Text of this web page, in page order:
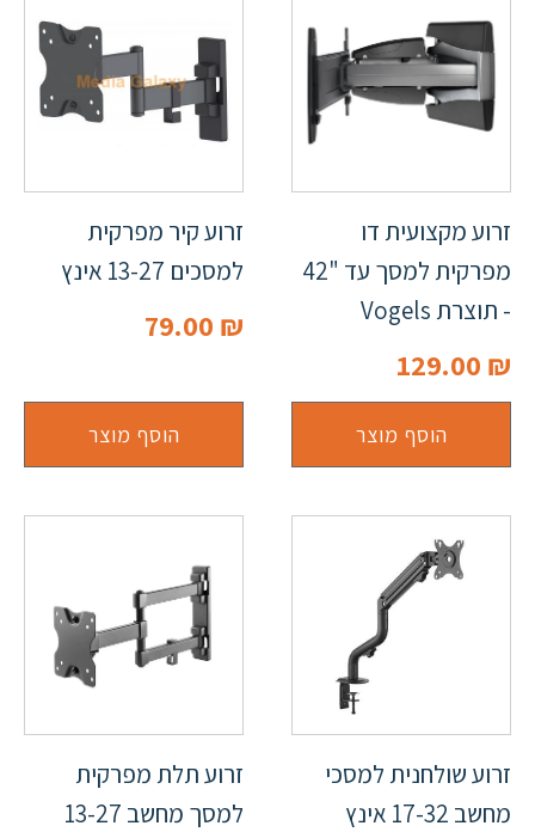
זרוע מקצועית דו
מפרקית למסך עד "42
- תוצרת Vogels
129.00 ₪
הוסף מוצר
זרוע קיר מפרקית
למסכים 13-27 אינץ
79.00 ₪
הוסף מוצר
זרוע שולחנית למסכי
מחשב 17-32 אינץ
זרוע תלת מפרקית
למסך מחשב 13-27